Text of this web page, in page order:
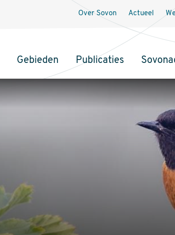
Gebieden Publicaties
Over Sovon Actueel